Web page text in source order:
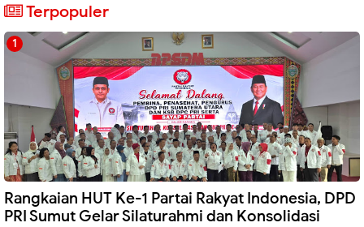
Terpopuler
Rangkaian HUT Ke-1 Partai Rakyat Indonesia, DPD
PRI Sumut Gelar Silaturahmi dan Konsolidasi